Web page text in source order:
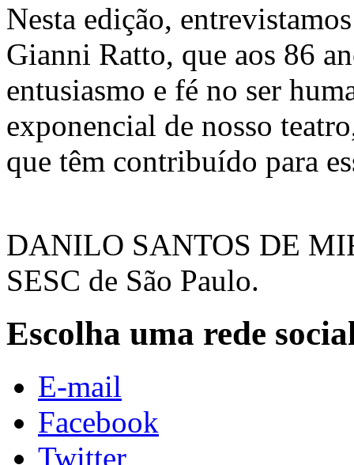
Nesta edição,
Gianni Ratto, que aos 86
entusiasmo e fé no ser
exponencial de nosso
que têm contribuído para
DANILO SANTOS DE
SESC de São Paulo.
Escolha uma rede
E-mail
Facebook
Twitter